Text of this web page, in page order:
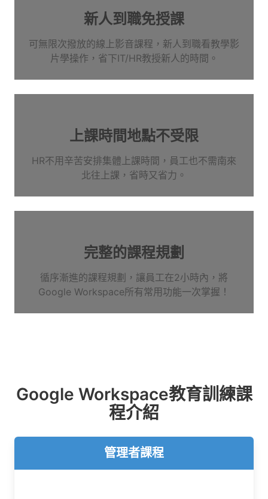
新人到職免授課
可無限次撥放的線上影音課程，新人到職看教學影
片學操作，省下IT/HR教授新人的時間。
上課時間地點不受限
HR不用辛苦安排集體上課時間，員工也不需南來
北往上課，省時又省力。
完整的課程規劃
循序漸進的課程規劃，讓員工在2小時內，將
Google Workspace所有常用功能一次掌握！
Google Workspace教育訓練課
程介紹
管理者課程